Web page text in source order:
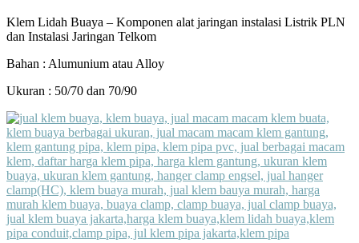
Klem Lidah Buaya – Komponen alat jaringan instalasi Listrik PLN
dan Instalasi Jaringan Telkom
Bahan : Alumunium atau Alloy
Ukuran : 50/70 dan 70/90